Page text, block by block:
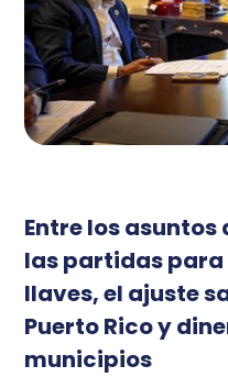
Entre los
las partidas para
llaves, el ajuste
Puerto Rico y
municipios